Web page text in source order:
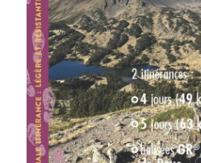
DÉTAILS